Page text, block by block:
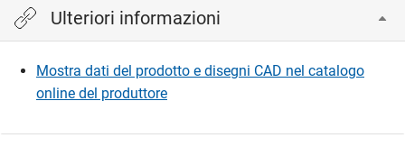
Ulteriori informazioni
Mostra dati del prodotto e disegni CAD nel catalogo
online del produttore